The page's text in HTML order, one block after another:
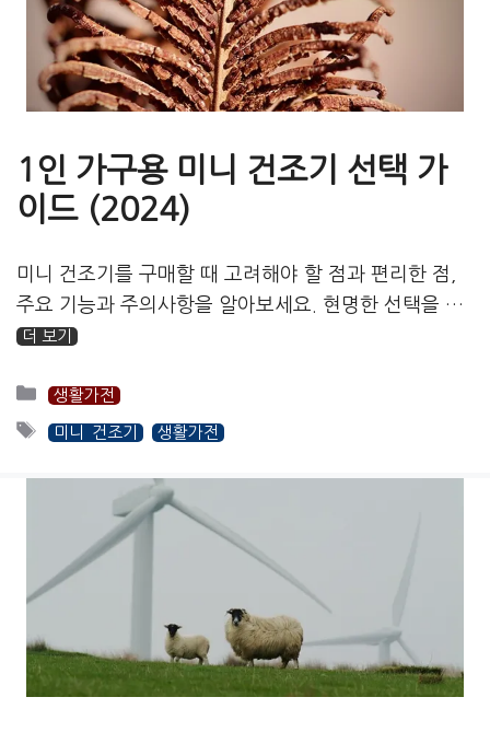
1인 가구용 미니 건조기 선택 가
이드 (2024)
미니 건조기를 구매할 때 고려해야 할 점과 편리한 점,
주요 기능과 주의사항을 알아보세요. 현명한 선택을 …
더 보기
카
테
리
생활가전
태미니 건조기 생활가전